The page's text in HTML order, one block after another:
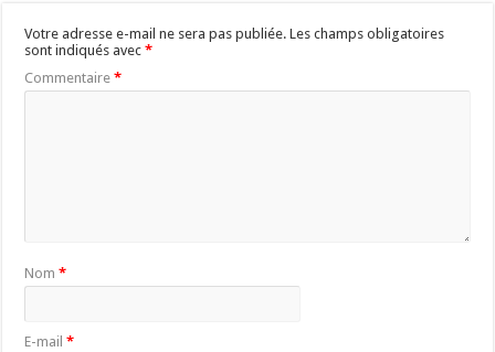
Votre adresse e-mail ne sera pas publiée. Les champs obligatoires
sont indiqués avec*
Commentaire*
Nom*
E-mail*